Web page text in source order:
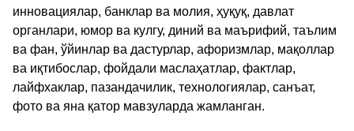
инновациялар, банклар ва молия, ҳуқуқ, давлат
органлари, юмор ва кулгу, диний ва маърифий, таълим
ва фан, ўйинлар ва дастурлар, афоризмлар, мақоллар
ва иқтибослар, фойдали маслаҳатлар, фактлар,
лайфхаклар, пазандачилик, технологиялар, санъат,
фото ва яна қатор мавзуларда жамланган.